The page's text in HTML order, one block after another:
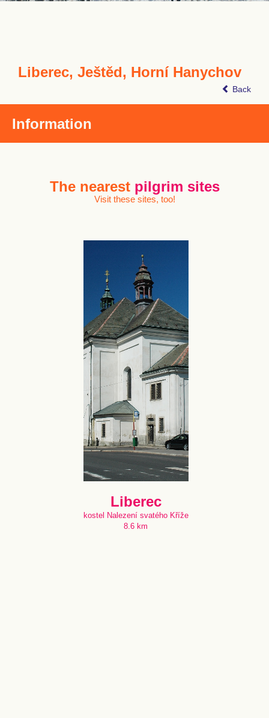
Liberec, Ještěd, Horní Hanychov
Back
Information
The nearest pilgrim sites
Visit these sites, too!
Liberec
kostel Nalezení svatého Kříže
8.6 km